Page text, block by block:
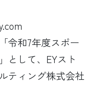
令和7年度スポー
として、EYスト
ティング株式会社